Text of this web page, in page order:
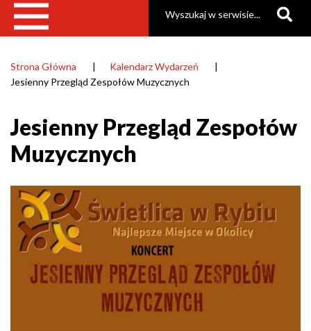
Ścieżka
Strona Główna
Kalendarz Wydarzeń
Jesienny Przegląd Zespołów Muzycznych
Jesienny Przegląd Zespołów
Muzycznych